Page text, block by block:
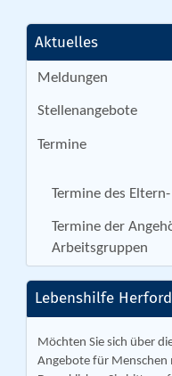
Aktuelles
Meldungen
Stellenangebote
Termine
Termine des
Termine der
Arbeitsgruppen
Lebenshilfe Herford
Möchten Sie sich über
Angebote für